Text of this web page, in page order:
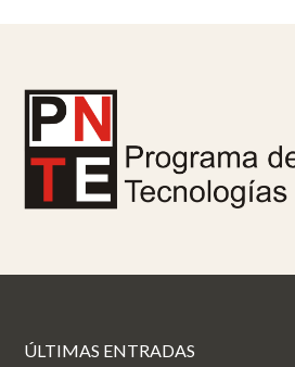
ÚLTIMAS ENTRADAS